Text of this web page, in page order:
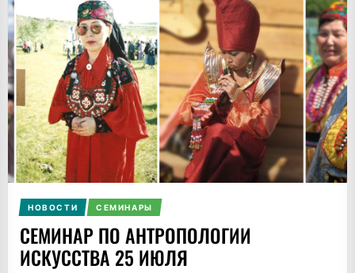
НОВОСТИ СЕМИНАРЫ
СЕМИНАР ПО АНТРОПОЛОГИИ
ИСКУССТВА 25 ИЮЛЯ